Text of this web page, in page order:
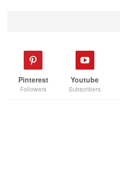
Youtube
Subscribers
Pinterest
Followers